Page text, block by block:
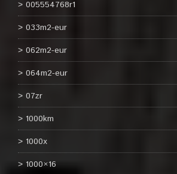
005554768r1
033m2-eur
062m2-eur
064m2-eur
07zr
1000km
1000x
1000×16